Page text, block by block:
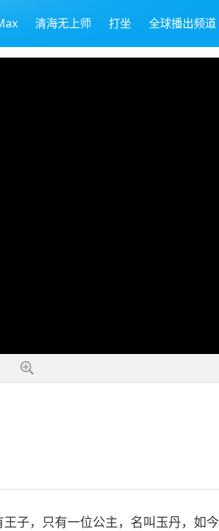
清海无上师 打坐 全球播出频道
子，只有一位公主，名叫玉丹，如今